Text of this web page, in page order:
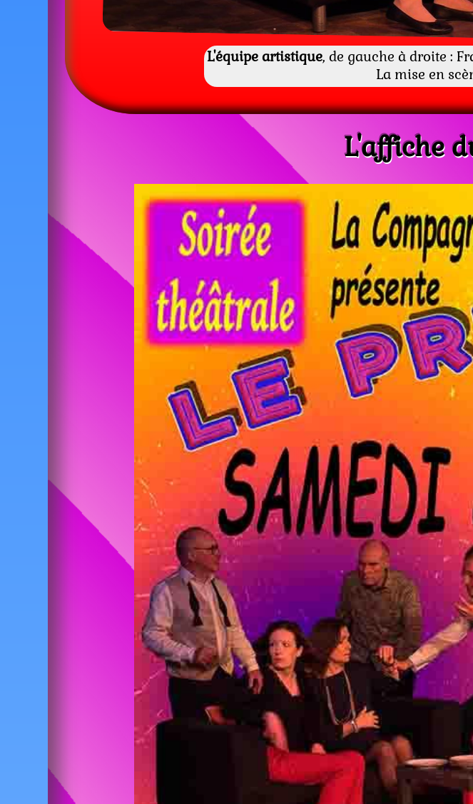
L'équipe artistique, de gauche à droite :
La mise en
L'affiche